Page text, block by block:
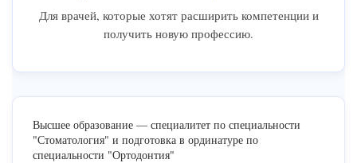
Для врачей, которые хотят расширить компетенции и
получить новую профессию.
Высшее образование — специалитет по специальности
"Стоматология" и подготовка в ординатуре по
специальности "Ортодонтия"